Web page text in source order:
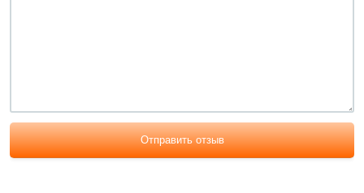
Отправить отзыв